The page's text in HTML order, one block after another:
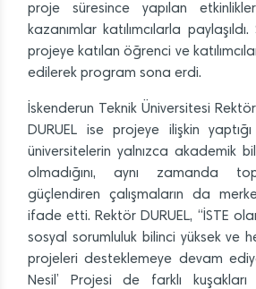
proje süresince yapılan
kazanımlar katılımcılarla
projeye katılan öğrenci ve
edilerek program sona erdi.
İskenderun Teknik Üniversitesi
DURUEL ise projeye ilişkin
üniversitelerin yalnızca akademik
olmadığını, aynı zamanda
güçlendiren çalışmaların da
ifade etti. Rektör DURUEL, “İSTE
sosyal sorumluluk bilinci yüksek ve
projeleri desteklemeye devam
Nesil’ Projesi de farklı kuşakları